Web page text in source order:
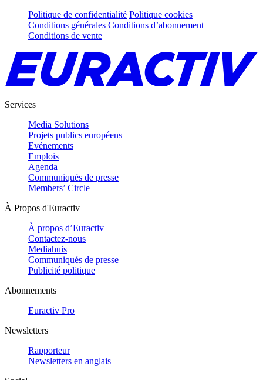
Politique de confidentialité Politique cookies
Conditions générales Conditions d’abonnement
Conditions de vente
Services
Media Solutions
Projets publics européens
Evénements
Emplois
Agenda
Communiqués de presse
Members’ Circle
À Propos d'Euractiv
À propos d’Euractiv
Contactez-nous
Mediahuis
Communiqués de presse
Publicité politique
Abonnements
Euractiv Pro
Newsletters
Rapporteur
Newsletters en anglais